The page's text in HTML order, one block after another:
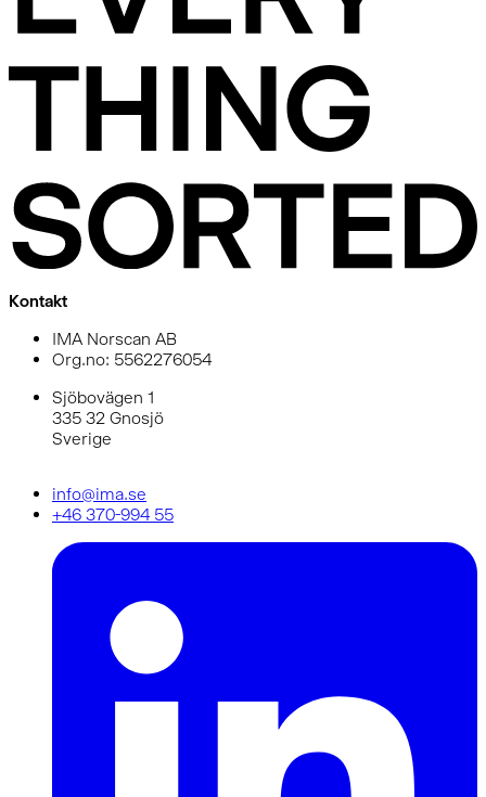
Kontakt
IMA Norscan AB
Org.no: 5562276054
Sjöbovägen 1
335 32 Gnosjö
Sverige
info@ima.se
+46 370-994 55